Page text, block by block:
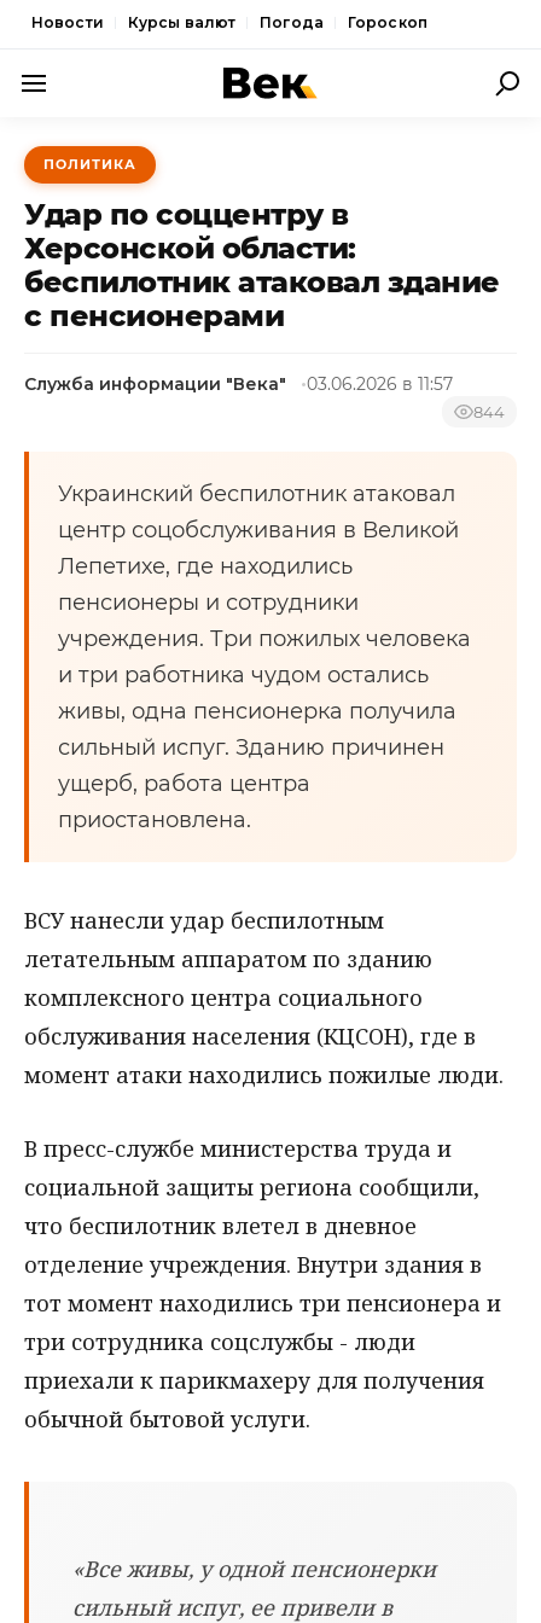
Новости Курсы валют Погода Гороскоп
ПОЛИТИКА
ЭКОНОМИКА
ОБЩЕСТВО
СПОРТ
КУЛЬТУРА
НОВОСТИ
ПОЛИТИКА
Удар по соццентру в
Херсонской области:
беспилотник атаковал здание
с пенсионерами
Служба информации "Века" 03.06.2026 в 11:57
844
Украинский беспилотник атаковал
центр соцобслуживания в Великой
Лепетихе, где находились
пенсионеры и сотрудники
учреждения. Три пожилых человека
и три работника чудом остались
живы, одна пенсионерка получила
сильный испуг. Зданию причинен
ущерб, работа центра
приостановлена.
ВСУ нанесли удар беспилотным
летательным аппаратом по зданию
комплексного центра социального
обслуживания населения (КЦСОН), где в
момент атаки находились пожилые люди.
В пресс-службе министерства труда и
социальной защиты региона сообщили,
что беспилотник влетел в дневное
отделение учреждения. Внутри здания в
тот момент находились три пенсионера и
три сотрудника соцслужбы - люди
приехали к парикмахеру для получения
обычной бытовой услуги.
«Все живы, у одной пенсионерки
сильный испуг, ее привели в